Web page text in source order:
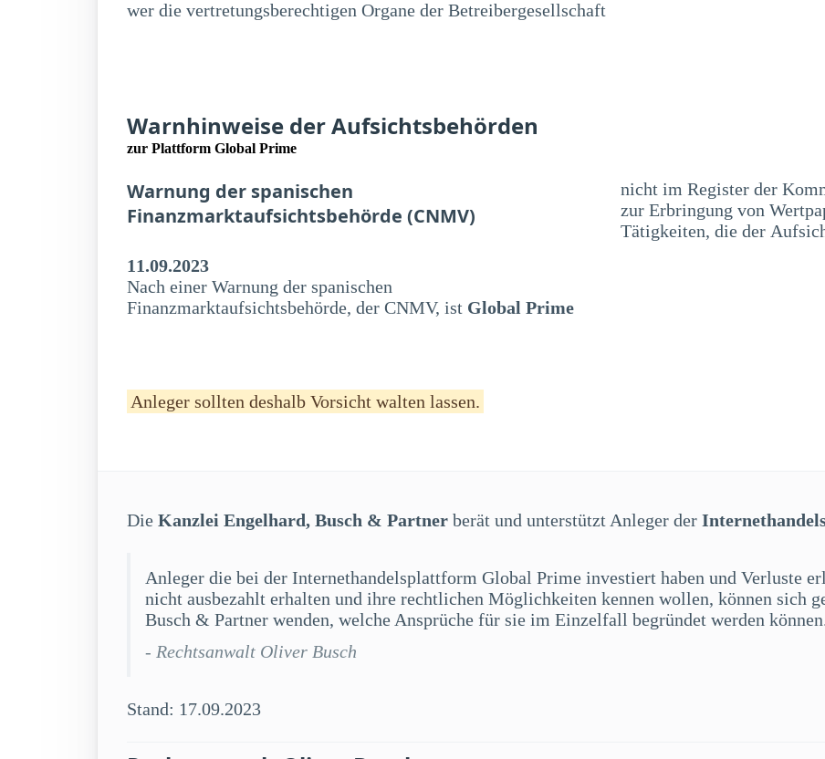
wer die vertretungsberechtigen Organe der Betreibergesellschaft
Warnhinweise der Aufsichtsbehörden
zur Plattform Global Prime
Warnung der spanischen
Finanzmarktaufsichtsbehörde (CNMV)
11.09.2023
Nach einer Warnung der spanischen
Finanzmarktaufsichtsbehörde, der CNMV, ist Global Prime
nicht im Register der
zur Erbringung von
Tätigkeiten, die der
Anleger sollten deshalb Vorsicht walten lassen.
Die Kanzlei Engelhard, Busch & Partner berät und unterstützt Anleger der
Anleger die bei der Internethandelsplattform Global Prime investiert haben und Verluste
nicht ausbezahlt erhalten und ihre rechtlichen Möglichkeiten kennen wollen, können sich
Busch & Partner wenden, welche Ansprüche für sie im Einzelfall begründet werden
- Rechtsanwalt Oliver Busch
Stand: 17.09.2023